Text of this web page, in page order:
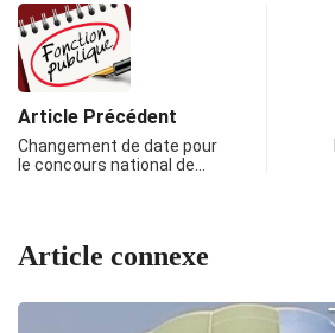
Article Précédent
Changement de date pour
le concours national de…
Article connexe